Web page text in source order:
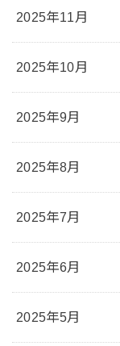
2025年11月
2025年10月
2025年9月
2025年8月
2025年7月
2025年6月
2025年5月